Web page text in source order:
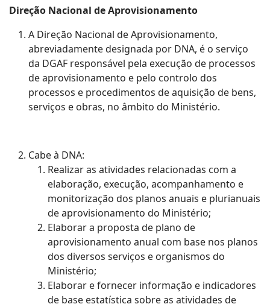
Direção Nacional deAprovisionamento
A Direção Nacional de Aprovisionamento,
abreviadamente designada por DNA, é o serviço
da DGAF responsável pela execução de processos
de aprovisionamento e pelo controlo dos
processos e procedimentos de aquisição de bens,
serviços e obras, no âmbito do Ministério.
Cabe à DNA:
Realizar as atividades relacionadas com a
elaboração, execução, acompanhamento e
monitorização dos planos anuais e plurianuais
de aprovisionamento do Ministério;
Elaborar a proposta de plano de
aprovisionamento anual com base nos planos
dos diversos serviços e organismos do
Ministério;
Elaborar e fornecer informação e indicadores
de base estatística sobre as atividades de